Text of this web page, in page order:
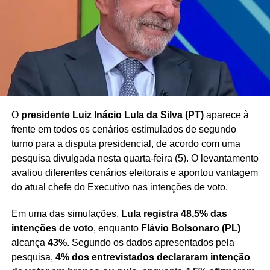
possibilidade de penhora de parte da remuneração de
agentes públicos para quitação de dívidas
, tema
frequentemente debatido no âmbito do Poder Judiciário.
O presidente Luiz Inácio Lula da Silva (PT)aparece à
frente em todos os cenários estimulados de segundo
turno para a disputa presidencial, de acordo com uma
pesquisa divulgada nesta quarta-feira (5). O levantamento
avaliou diferentes cenários eleitorais e apontou vantagem
do atual chefe do Executivo nas intenções de voto.
Em uma das simulações, Lula registra 48,5% das
intenções de voto, enquanto Flávio Bolsonaro (PL)
alcança 43%. Segundo os dados apresentados pela
pesquisa, 4% dos entrevistados declararam intenção